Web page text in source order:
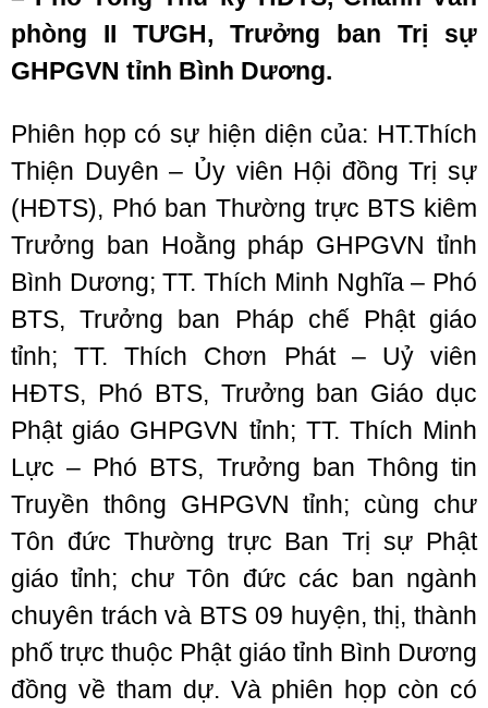
phòng II TƯGH, Trưởng ban Trị sự
GHPGVN tỉnh Bình Dương.
Phiên họp có sự hiện diện của: HT.Thích
Thiện Duyên – Ủy viên Hội đồng Trị sự
(HĐTS), Phó ban Thường trực BTS kiêm
Trưởng ban Hoằng pháp GHPGVN tỉnh
Bình Dương; TT. Thích Minh Nghĩa – Phó
BTS, Trưởng ban Pháp chế Phật giáo
tỉnh; TT. Thích Chơn Phát – Uỷ viên
HĐTS, Phó BTS, Trưởng ban Giáo dục
Phật giáo GHPGVN tỉnh; TT. Thích Minh
Lực – Phó BTS, Trưởng ban Thông tin
Truyền thông GHPGVN tỉnh; cùng chư
Tôn đức Thường trực Ban Trị sự Phật
giáo tỉnh; chư Tôn đức các ban ngành
chuyên trách và BTS 09 huyện, thị, thành
phố trực thuộc Phật giáo tỉnh Bình Dương
đồng về tham dự. Và phiên họp còn có